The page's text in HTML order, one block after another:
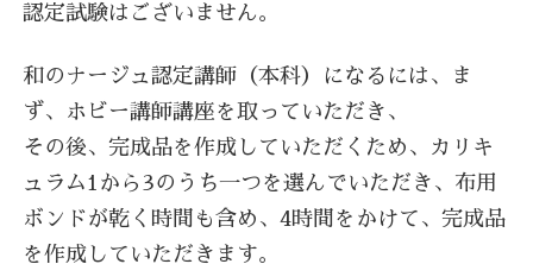
認定試験はございません。
和のナージュ認定講師（本科）になるには、ま
ず、ホビー講師講座を取っていただき、
その後、完成品を作成していただくため、カリキ
ュラム1から3のうち一つを選んでいただき、布用
ボンドが乾く時間も含め、4時間をかけて、完成品
を作成していただきます。